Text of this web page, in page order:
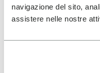
navigazione del sito,
assistere nelle nostre
LEGGI DI PIÙ